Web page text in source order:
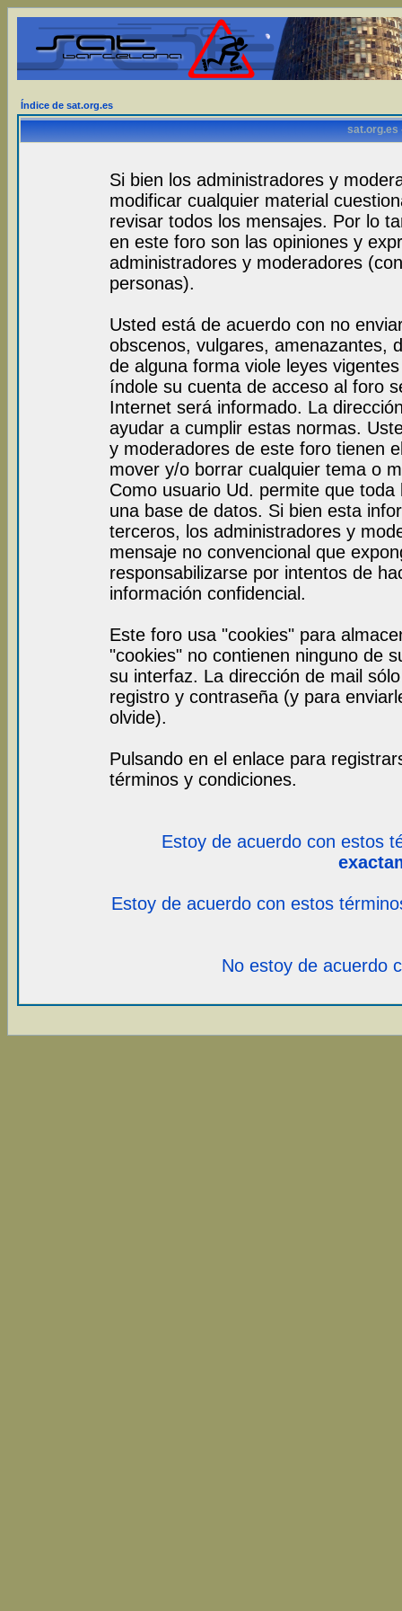
Índice de sat.org.es
sat.org.es
Si bien los administradores y
modificar cualquier material
revisar todos los mensajes. Por lo
en este foro son las opiniones y
administradores y moderadores
personas).
Usted está de acuerdo con no
obscenos, vulgares, amenazantes,
de alguna forma viole leyes
índole su cuenta de acceso al foro
Internet será informado. La
ayudar a cumplir estas normas.
y moderadores de este foro tienen
mover y/o borrar cualquier tema o
Como usuario Ud. permite que
una base de datos. Si bien esta
terceros, los administradores y
mensaje no convencional que
responsabilizarse por intentos de
información confidencial.
Este foro usa "cookies" para
"cookies" no contienen ninguno de
su interfaz. La dirección de mail
registro y contraseña (y para
olvide).
Pulsando en el enlace para
términos y condiciones.
Estoy de acuerdo con estos
Estoy de acuerdo con estos
No estoy de acuerdo